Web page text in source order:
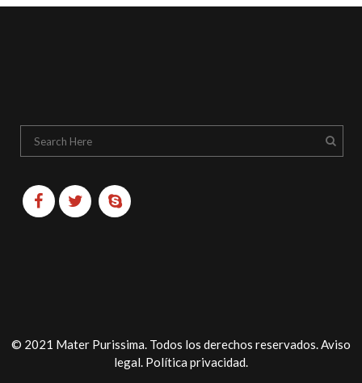
© 2021 Mater Purissima. Todos los derechos reservados.Aviso
legal. Política privacidad.